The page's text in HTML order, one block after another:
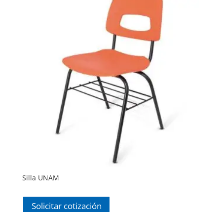
Silla UNAM
Solicitar cotización